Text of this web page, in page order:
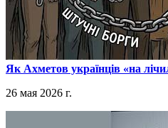
​Як Ахметов українців «на
26 мая 2026 г.